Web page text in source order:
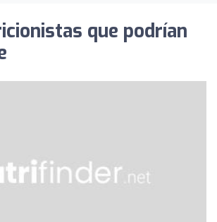
que podrían